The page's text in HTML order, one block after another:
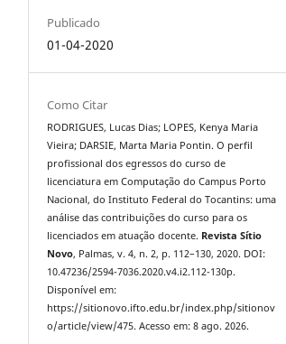
Publicado
01-04-2020
Como Citar
RODRIGUES, Lucas Dias; LOPES, Kenya Maria
Vieira; DARSIE, Marta Maria Pontin. O perfil
profissional dos egressos do curso de
licenciatura em Computação do Campus Porto
Nacional, do Instituto Federal do Tocantins: uma
análise das contribuições do curso para os
licenciados em atuação docente. Revista Sítio
Novo, Palmas, v. 4, n. 2, p. 112–130, 2020. DOI:
10.47236/2594-7036.2020.v4.i2.112-130p.
Disponível em:
https://sitionovo.ifto.edu.br/index.php/sitionov
o/article/view/475. Acesso em: 8 ago. 2026.